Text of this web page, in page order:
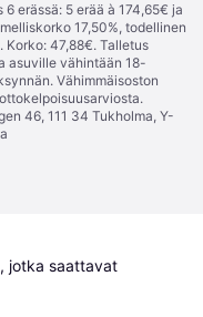
erässä: 5 erää à 174,65€ ja
17,50%, todellinen
Korko: 47,88€. Talletus
asuville vähintään 18-
Vähimmäisoston
46, 111 34 Tukholma, Y-
jotka saattavat